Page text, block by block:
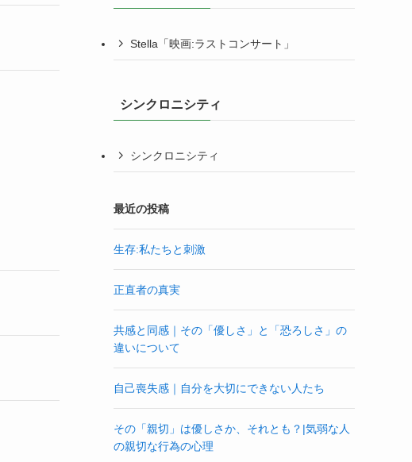
Stella「映画:ラストコンサート」
シンクロニシティ
シンクロニシティ
最近の投稿
生存:私たちと刺激
正直者の真実
共感と同感｜その「優しさ」と「恐ろしさ」の
違いについて
自己喪失感｜自分を大切にできない人たち
その「親切」は優しさか、それとも？|気弱な人
の親切な行為の心理